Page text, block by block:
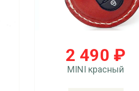
2 490 ₽
MINI красный